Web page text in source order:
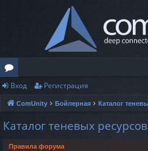
о
ру
м
ы
Вход Регистрация
ComUnity Бойлерная Каталог
Каталог теневых ресурсов
Правила форума